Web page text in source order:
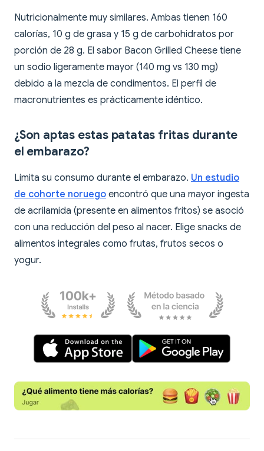
Nutricionalmente muy similares. Ambas tienen 160
calorías, 10 g de grasa y 15 g de carbohidratos por
porción de 28 g. El sabor Bacon Grilled Cheese tiene
un sodio ligeramente mayor (140 mg vs 130 mg)
debido a la mezcla de condimentos. El perfil de
macronutrientes es prácticamente idéntico.
¿Son aptas estas patatas fritas durante
el embarazo?
Limita su consumo durante el embarazo. Un estudio
de cohorte noruego encontró que una mayor ingesta
de acrilamida (presente en alimentos fritos) se asoció
con una reducción del peso al nacer. Elige snacks de
alimentos integrales como frutas, frutos secos o
yogur.